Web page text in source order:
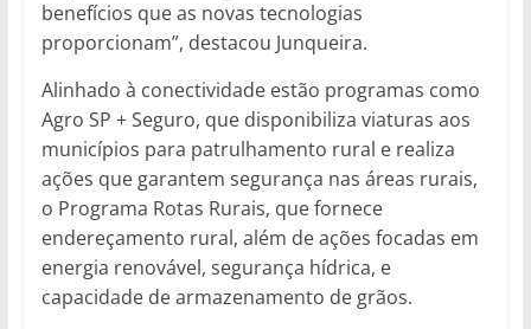
benefícios que as novas tecnologias
proporcionam”, destacou Junqueira.
Alinhado à conectividade estão programas como
Agro SP + Seguro, que disponibiliza viaturas aos
municípios para patrulhamento rural e realiza
ações que garantem segurança nas áreas rurais,
o Programa Rotas Rurais, que fornece
endereçamento rural, além de ações focadas em
energia renovável, segurança hídrica, e
capacidade de armazenamento de grãos.